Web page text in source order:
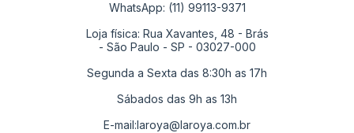
WhatsApp: (11) 99113-9371
Loja física: Rua Xavantes, 48 - Brás
- São Paulo - SP - 03027-000
Segunda a Sexta das 8:30h as 17h
Sábados das 9h as 13h
E-mail:laroya@laroya.com.br